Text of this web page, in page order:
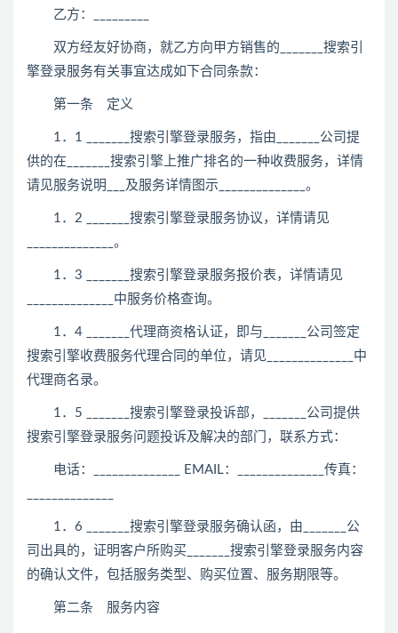
乙方：_________
双方经友好协商，就乙方向甲方销售的_______搜索引
擎登录服务有关事宜达成如下合同条款：
第一条 定义
1．1 _______搜索引擎登录服务，指由_______公司提
供的在_______搜索引擎上推广排名的一种收费服务，详情
请见服务说明___及服务详情图示______________。
1．2 _______搜索引擎登录服务协议，详情请见
______________。
1．3 _______搜索引擎登录服务报价表，详情请见
______________中服务价格查询。
1．4 _______代理商资格认证，即与_______公司签定
搜索引擎收费服务代理合同的单位，请见______________中
代理商名录。
1．5 _______搜索引擎登录投诉部，_______公司提供
搜索引擎登录服务问题投诉及解决的部门，联系方式：
电话：______________ EMAIL：______________传真：
1．6 _______搜索引擎登录服务确认函，由_______公
司出具的，证明客户所购买_______搜索引擎登录服务内容
的确认文件，包括服务类型、购买位置、服务期限等。
第二条 服务内容